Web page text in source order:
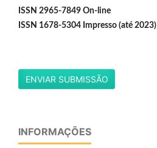
ISSN 2965-7849 On-line
ISSN 1678-5304 Impresso (até 2023)
ENVIAR SUBMISSÃO
INFORMAÇÕES